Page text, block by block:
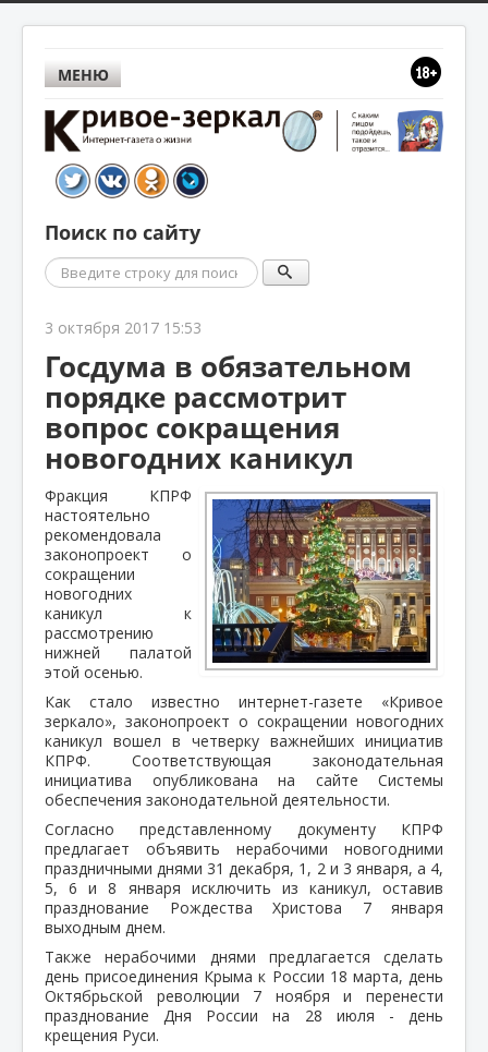
МЕНЮ
Поиск по сайту
Поиск
3 октября 2017 15:53
Госдума в обязательном
порядке рассмотрит
вопрос сокращения
новогодних каникул
Фракция КПРФ
настоятельно
рекомендовала
законопроект о
сокращении
новогодних
каникул к
рассмотрению
нижней палатой
этой осенью.
Как стало известно интернет-газете «Кривое
зеркало», законопроект о сокращении новогодних
каникул вошел в четверку важнейших инициатив
КПРФ. Соответствующая законодательная
инициатива опубликована на сайте Системы
обеспечения законодательной деятельности.
Согласно представленному документу КПРФ
предлагает объявить нерабочими новогодними
праздничными днями 31 декабря, 1, 2 и 3 января, а 4,
5, 6 и 8 января исключить из каникул, оставив
празднование Рождества Христова 7 января
выходным днем.
Также нерабочими днями предлагается сделать
день присоединения Крыма к России 18 марта, день
Октябрьской революции 7 ноября и перенести
празднование Дня России на 28 июля - день
крещения Руси.